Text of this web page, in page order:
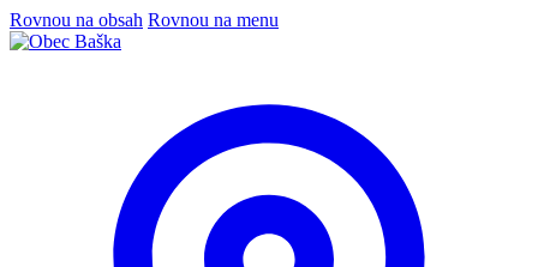
Rovnou na obsah Rovnou na menu